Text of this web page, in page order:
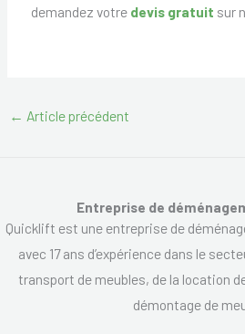
demandez votre devis gratuit sur
← Article précédent
Entreprise de
Quicklift est une entreprise de
avec 17 ans d’expérience dans le
transport de meubles, de la location
démontage de